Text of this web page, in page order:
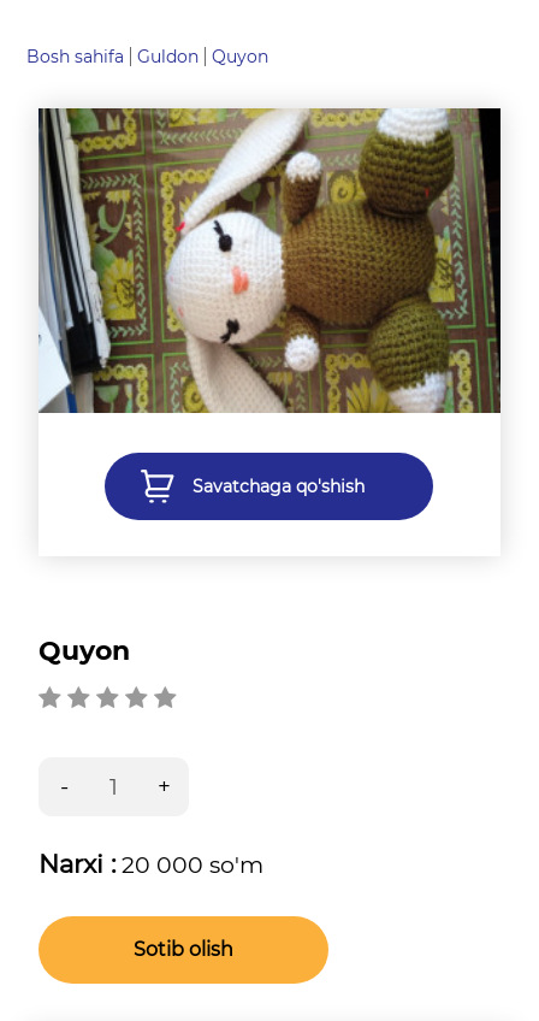
Bosh sahifa Guldon Quyon
Savatchaga qo'shish
Quyon
Narxi :20 000 so'm
Sotib olish